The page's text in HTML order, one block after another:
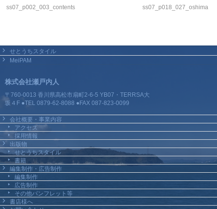
ss07_p002_003_contents ss07_p018_027_oshima
せとうちスタイル
MeiPAM
株式会社瀬戸内人
〒760-0013 香川県高松市扇町2-6-5 YB07・TERRSA大
坂４F ●TEL 0879-62-8088 ●FAX 087-823-0099
会社概要・事業内容
アクセス
採用情報
出版物
せとうちスタイル
書籍
編集制作・広告制作
編集制作
広告制作
その他パンフレット等
書店様へ